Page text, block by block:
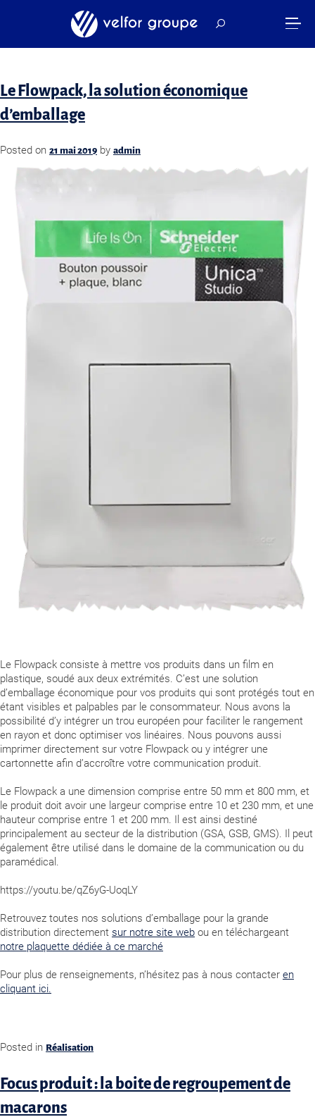
Le Flowpack, la solution économique
d’emballage
Posted on 21 mai 2019 by admin
Le Flowpack consiste à mettre vos produits dans un film en
plastique, soudé aux deux extrémités. C’est une solution
d’emballage économique pour vos produits qui sont protégés tout en
étant visibles et palpables par le consommateur. Nous avons la
possibilité d’y intégrer un trou européen pour faciliter le rangement
en rayon et donc optimiser vos linéaires. Nous pouvons aussi
imprimer directement sur votre Flowpack ou y intégrer une
cartonnette afin d’accroître votre communication produit.
Le Flowpack a une dimension comprise entre 50 mm et 800 mm, et
le produit doit avoir une largeur comprise entre 10 et 230 mm, et une
hauteur comprise entre 1 et 200 mm. Il est ainsi destiné
principalement au secteur de la distribution (GSA, GSB, GMS). Il peut
également être utilisé dans le domaine de la communication ou du
paramédical.
https://youtu.be/qZ6yG-UoqLY
Retrouvez toutes nos solutions d’emballage pour la grande
distribution directement sur notre site web ou en téléchargeant
notre plaquette dédiée à ce marché
Pour plus de renseignements, n’hésitez pas à nous contacter en
cliquant ici.
Posted in Réalisation
Focus produit : la boite de regroupement de
macarons